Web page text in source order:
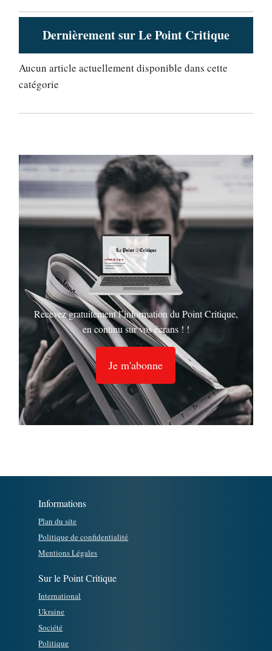
Dernièrement sur Le Point Critique
Aucun article actuellement disponible dans cette
catégorie
Recevez gratuitement l’information du Point Critique,
en continu sur vos écrans ! !
Je m'abonne
Informations
Plan du site
Politique de confidentialité
Mentions Légales
Sur le Point Critique
International
Ukraine
Société
Politique